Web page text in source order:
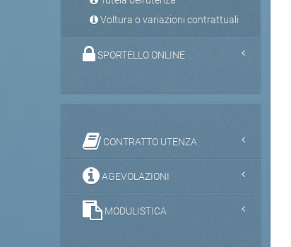
Voltura o variazioni contrattuali
SPORTELLO ONLINE
CONTRATTO UTENZA
AGEVOLAZIONI
MODULISTICA